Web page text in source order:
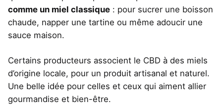
comme un miel classique : pour sucrer une boisson
chaude, napper une tartine ou même adoucir une
sauce maison.
Certains producteurs associent le CBD à des miels
d’origine locale, pour un produit artisanal et naturel.
Une belle idée pour celles et ceux qui aiment allier
gourmandise et bien-être.